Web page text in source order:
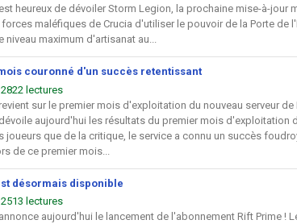
heureux de dévoiler Storm Legion, la prochaine mise-à-
maléfiques de Crucia d'utiliser le pouvoir de la Porte
niveau maximum d'artisanat au...
couronné d'un succès retentissant
2822 lectures
sur le premier mois d'exploitation du nouveau serveur
aujourd'hui les résultats du premier mois d'exploitation
joueurs que de la critique, le service a connu un succès
de ce premier mois...
désormais disponible
2513 lectures
aujourd'hui le lancement de l'abonnement Rift Prime